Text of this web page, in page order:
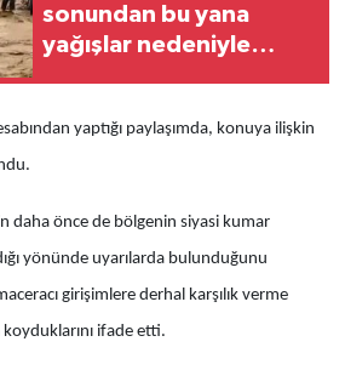
sonundan bu yana
yağışlar nedeniyle
yaptığı paylaşımda, konuya ilişkin
daha önce de bölgenin siyasi kumar
yönünde uyarılarda bulunduğunu
girişimlere derhal karşılık verme
ifade etti.